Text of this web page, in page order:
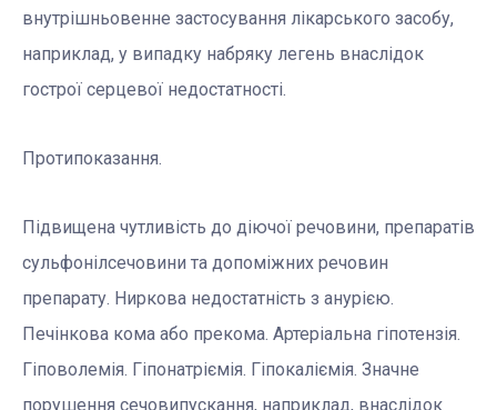
внутрішньовенне застосування лікарського засобу,
наприклад, у випадку набряку легень внаслідок
гострої серцевої недостатності.
Протипоказання.
Підвищена чутливість до діючої речовини, препаратів
сульфонілсечовини та допоміжних речовин
препарату. Ниркова недостатність з анурією.
Печінкова кома або прекома. Артеріальна гіпотензія.
Гіповолемія. Гіпонатріємія. Гіпокаліємія. Значне
порушення сечовипускання, наприклад, внаслідок